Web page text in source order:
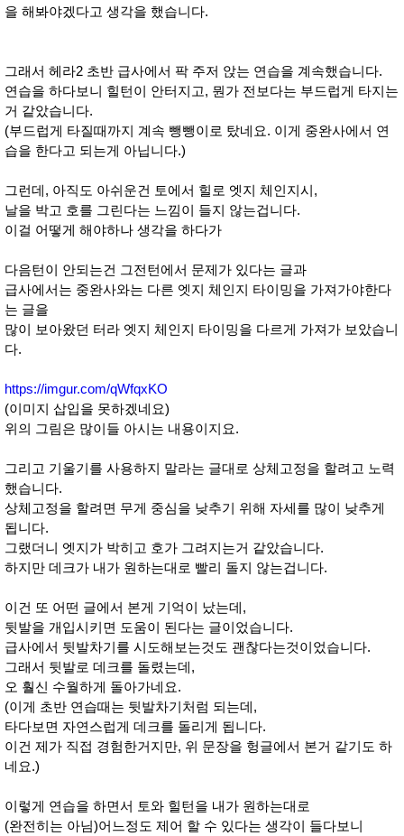
을 해봐야겠다고 생각을 했습니다.
그래서 헤라2 초반 급사에서 팍 주저 앉는 연습을 계속했습니다.
연습을 하다보니 힐턴이 안터지고, 뭔가 전보다는 부드럽게 타지는
거 같았습니다.
(부드럽게 타질때까지 계속 뺑뺑이로 탔네요. 이게 중완사에서 연
습을 한다고 되는게 아닙니다.)
그런데, 아직도 아쉬운건 토에서 힐로 엣지 체인지시,
날을 박고 호를 그린다는 느낌이 들지 않는겁니다.
이걸 어떻게 해야하나 생각을 하다가
다음턴이 안되는건 그전턴에서 문제가 있다는 글과
급사에서는 중완사와는 다른 엣지 체인지 타이밍을 가져가야한다
는 글을
많이 보아왔던 터라 엣지 체인지 타이밍을 다르게 가져가 보았습니
다.
https://imgur.com/qWfqxKO
(이미지 삽입을 못하겠네요)
위의 그림은 많이들 아시는 내용이지요.
그리고 기울기를 사용하지 말라는 글대로 상체고정을 할려고 노력
했습니다.
상체고정을 할려면 무게 중심을 낮추기 위해 자세를 많이 낮추게
됩니다.
그랬더니 엣지가 박히고 호가 그려지는거 같았습니다.
하지만 데크가 내가 원하는대로 빨리 돌지 않는겁니다.
이건 또 어떤 글에서 본게 기억이 났는데,
뒷발을 개입시키면 도움이 된다는 글이었습니다.
급사에서 뒷발차기를 시도해보는것도 괜찮다는것이었습니다.
그래서 뒷발로 데크를 돌렸는데,
오 훨신 수월하게 돌아가네요.
(이게 초반 연습때는 뒷발차기처럼 되는데,
타다보면 자연스럽게 데크를 돌리게 됩니다.
이건 제가 직접 경험한거지만, 위 문장을 헝글에서 본거 같기도 하
네요.)
이렇게 연습을 하면서 토와 힐턴을 내가 원하는대로
(완전히는 아님)어느정도 제어 할 수 있다는 생각이 들다보니